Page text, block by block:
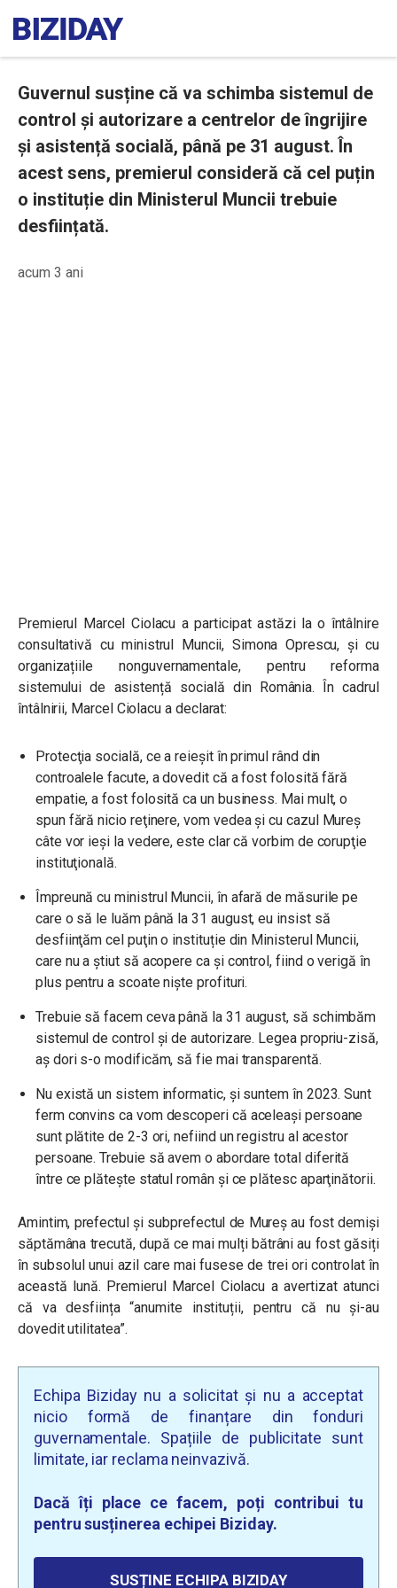
Guvernul susține că va schimba sistemul de
control și autorizare a centrelor de îngrijire
și asistență socială, până pe 31 august. În
acest sens, premierul consideră că cel puțin
o instituție din Ministerul Muncii trebuie
desființată.
acum 3 ani
Premierul Marcel Ciolacu a participat astăzi la o întâlnire
consultativă cu ministrul Muncii, Simona Oprescu, și cu
organizațiile nonguvernamentale, pentru reforma
sistemului de asistență socială din România. În cadrul
întâlnirii, Marcel Ciolacu a declarat:
Protecţia socială, ce a reieşit în primul rând din
controalele facute, a dovedit că a fost folosită fără
empatie, a fost folosită ca un business. Mai mult, o
spun fără nicio reţinere, vom vedea şi cu cazul Mureş
câte vor ieşi la vedere, este clar că vorbim de corupţie
instituţională.
Împreună cu ministrul Muncii, în afară de măsurile pe
care o să le luăm până la 31 august, eu insist să
desfiinţăm cel puţin o instituție din Ministerul Muncii,
care nu a ştiut să acopere ca şi control, fiind o verigă în
plus pentru a scoate nişte profituri.
Trebuie să facem ceva până la 31 august, să schimbăm
sistemul de control şi de autorizare. Legea propriu-zisă,
aş dori s-o modificăm, să fie mai transparentă.
Nu există un sistem informatic, şi suntem în 2023. Sunt
ferm convins ca vom descoperi că aceleaşi persoane
sunt plătite de 2-3 ori, nefiind un registru al acestor
persoane. Trebuie să avem o abordare total diferită
între ce plăteşte statul român şi ce plătesc aparţinătorii.
Amintim, prefectul și subprefectul de Mureș au fost demiși
săptămâna trecută, după ce mai mulți bătrâni au fost găsiți
în subsolul unui azil care mai fusese de trei ori controlat în
această lună. Premierul Marcel Ciolacu a avertizat atunci
că va desființa “anumite instituții, pentru că nu și-au
dovedit utilitatea”.
Echipa Biziday nu a solicitat și nu a acceptat
nicio formă de finanțare din fonduri
guvernamentale. Spațiile de publicitate sunt
limitate, iar reclama neinvazivă.
Dacă îți place ce facem, poți contribui tu
pentru susținerea echipei Biziday.
SUSȚINE ECHIPA BIZIDAY